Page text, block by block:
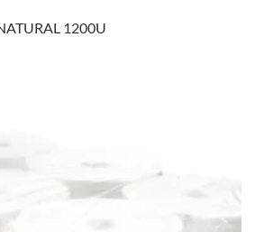
1200U